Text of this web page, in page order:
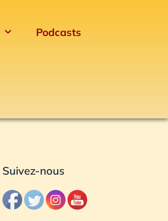
Podcasts
Suivez-nous
Archives